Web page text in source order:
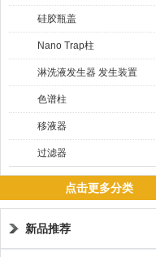
硅胶瓶盖
Nano Trap柱
淋洗液发生器 发生装置
色谱柱
移液器
过滤器
点击更多分类
新品推荐